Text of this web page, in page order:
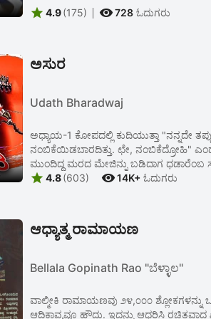
 4.9(175) 728 ಓದುಗರು
ಅಸುರ
Udath Bharadwaj
ಅಧ್ಯಾಯ-1 ಕೋಪದಲ್ಲಿ ಕುದಿಯುತ್ತಾ "ನನ್ನದೇ
ನಂಬಿಕೆಯಿಡಬಾರದಿತ್ತು. ಛೇ, ನಂಬಿಕೆದ್ರೋಹಿ"
ಮುಂದಿದ್ದ ಮರದ ಮೇಜಿನ್ನು ಬಡಿದಾಗ
 4.8(603) 14K+ ಓದುಗರು
ಆಧ್ಯಾತ್ಮ ರಾಮಾಯಣ
Bellala Gopinath Rao "ಬೆಳ್ಳಾಲ"
ವಾಲ್ಮೀಕಿ ರಾಮಾಯಣವು ೨೪,೦೦೦ ಶ್ಲೋಕಗಳನ್ನು
ಆದಿಕಾವ್ಯವೂ ಹೌದು. ಇದನ್ನು ಆಧರಿಸಿ ರಚಿತವಾದ